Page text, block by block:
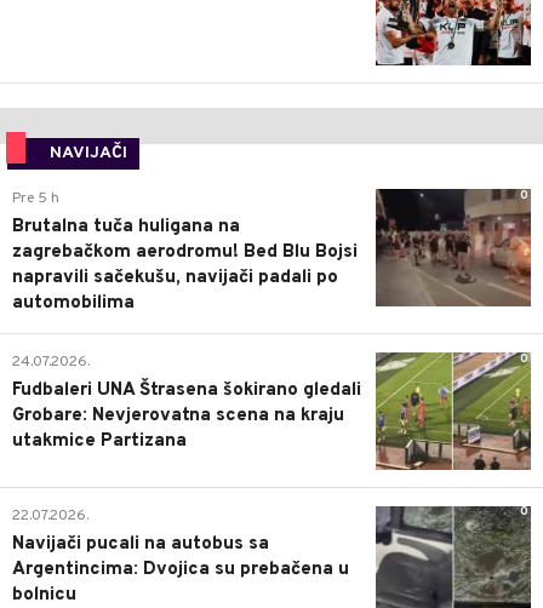
NAVIJAČI
0
Pre 5 h
Brutalna tuča huligana na
zagrebačkom aerodromu! Bed Blu Bojsi
napravili sačekušu, navijači padali po
automobilima
0
24.07.2026.
Fudbaleri UNA Štrasena šokirano gledali
Grobare: Nevjerovatna scena na kraju
utakmice Partizana
0
22.07.2026.
Navijači pucali na autobus sa
Argentincima: Dvojica su prebačena u
bolnicu